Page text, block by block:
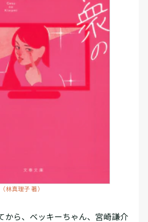
林真理子 著）
から、ベッキーちゃん、宮崎謙介